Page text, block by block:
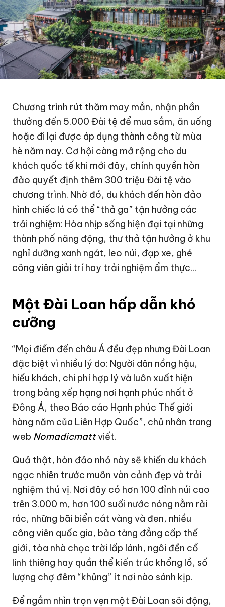
Chương trình rút thăm may mắn, nhận phần
thưởng đến 5.000 Đài tệ để mua sắm, ăn uống
hoặc đi lại được áp dụng thành công từ mùa
hè năm nay. Cơ hội càng mở rộng cho du
khách quốc tế khi mới đây, chính quyền hòn
đảo quyết định thêm 300 triệu Đài tệ vào
chương trình. Nhờ đó, du khách đến hòn đảo
hình chiếc lá có thể “thả ga” tận hưởng các
trải nghiệm: Hòa nhịp sống hiện đại tại những
thành phố năng động, thư thả tận hưởng ở khu
nghỉ dưỡng xanh ngát, leo núi, đạp xe, ghé
công viên giải trí hay trải nghiệm ẩm thực...
Một Đài Loan hấp dẫn khó
cưỡng
“Mọi điểm đến châu Á đều đẹp nhưng Đài Loan
đặc biệt vì nhiều lý do: Người dân nồng hậu,
hiếu khách, chi phí hợp lý và luôn xuất hiện
trong bảng xếp hạng nơi hạnh phúc nhất ở
Đông Á, theo Báo cáo Hạnh phúc Thế giới
hàng năm của Liên Hợp Quốc”, chủ nhân trang
web Nomadicmattviết.
Quả thật, hòn đảo nhỏ này sẽ khiến du khách
ngạc nhiên trước muôn vàn cảnh đẹp và trải
nghiệm thú vị. Nơi đây có hơn 100 đỉnh núi cao
trên 3.000 m, hơn 100 suối nước nóng nằm rải
rác, những bãi biển cát vàng và đen, nhiều
công viên quốc gia, bảo tàng đẳng cấp thế
giới, tòa nhà chọc trời lấp lánh, ngôi đền cổ
linh thiêng hay quần thể kiến ​​trúc khổng lồ, số
lượng chợ đêm “khủng” ít nơi nào sánh kịp.
Để ngắm nhìn trọn vẹn một Đài Loan sôi động,